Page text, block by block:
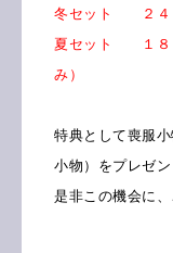
冬セット ２４
夏セット １８
み）
特典として喪服
小物）をプレゼン
是非この機会に、